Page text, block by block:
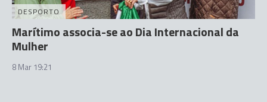
DESPORTO
Marítimo associa-se ao Dia Internacional da
Mulher
8 Mar 19:21